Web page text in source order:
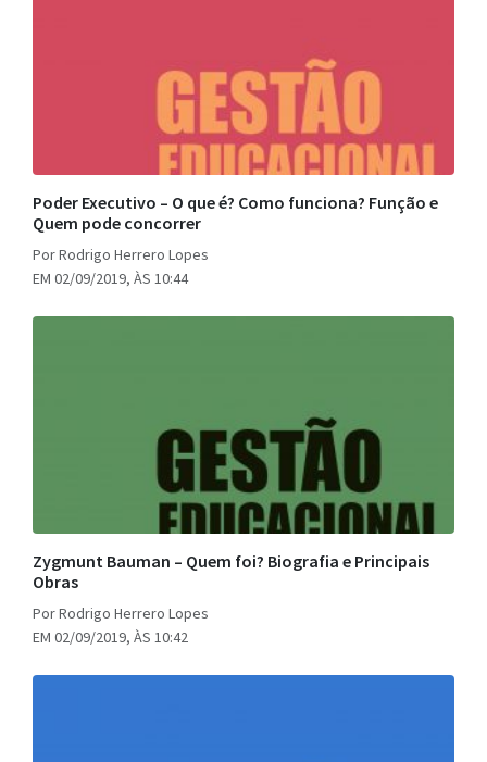
Poder Executivo – O que é? Como funciona? Função e
Quem pode concorrer
Por Rodrigo Herrero Lopes
EM 02/09/2019, ÀS 10:44
Zygmunt Bauman – Quem foi? Biografia e Principais
Obras
Por Rodrigo Herrero Lopes
EM 02/09/2019, ÀS 10:42